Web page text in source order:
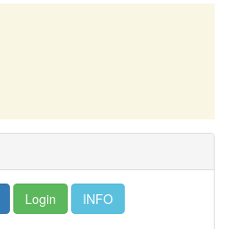
Login INFO